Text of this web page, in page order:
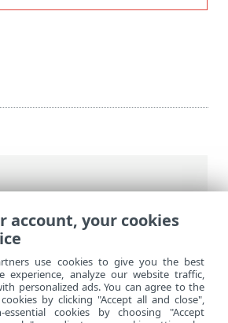
>ESET Endpoint Security
> Prestandaundantag
account, your cookies
use cookies to give you the best
experience, analyze our website traffic,
personalized ads. You can agree to the
by clicking "Accept all and close",
cookies by choosing "Accept